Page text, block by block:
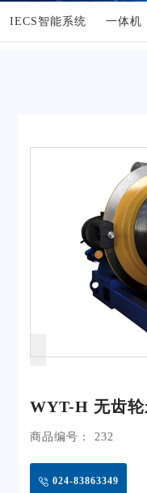
IECS智能系统 一体机
WYT-H 无齿
商品编号： 232
024-83863349